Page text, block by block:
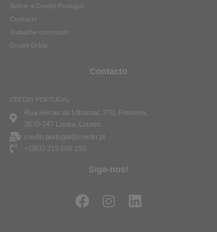
Sobre a Credin Portugal
Contacto
Trabalhe connosco
Grupo Orkla
Contacto
CREDIN PORTUGAL
Rua Heróis do Ultramar, 370, Freixeira,
2670-747 Lousa, Loures.
credin.portugal@credin.pt
+(351) 219 668 150
Siga-nos!
F
a
I
n
L
i